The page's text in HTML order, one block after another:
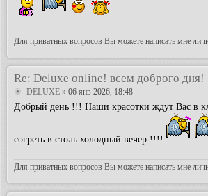
Для приватных вопросов Вы можете написать мне
Re: Deluxe online! всем доброго дня!
DELUXE » 06 янв 2026, 18:48
Добрый день !!! Наши красотки ждут Вас в
согреть в столь холодный вечер !!!!
Для приватных вопросов Вы можете написать мне